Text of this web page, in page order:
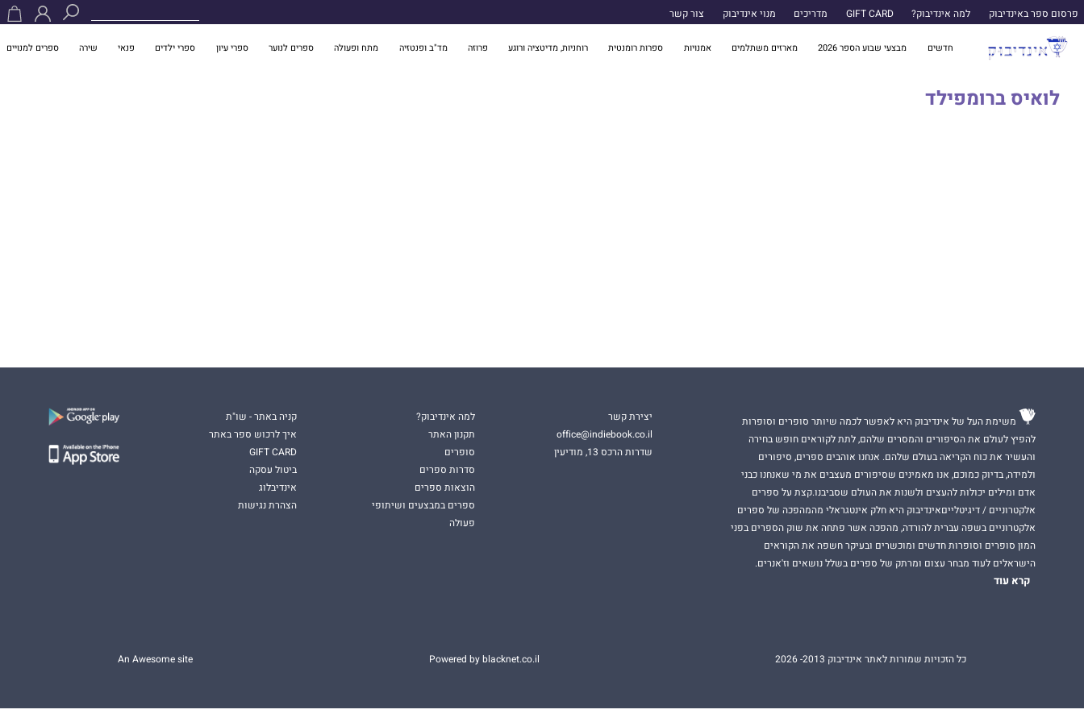
פרסום ספר באינדיבוק למה אינדיבוק? GIFT CARD מדריכים מנוי אינדיבוק צור קשר
חדשים מבצעי שבוע הספר 2026 מארזים משתלמים אמנויות ספרות רומנטית רוחניות, מדיטציה ורוגע פרוזה מד"ב ופנטזיה מתח ופעולה ספרים לנוער ספרי עיון ספרי ילדים פנאי שירה ספרים למנויים
לואיס ברומפילד
משימת העל של אינדיבוק היא לאפשר לכמה שיותר סופרים וסופרות
להפיץ לעולם את הסיפורים והמסרים שלהם, לתת לקוראים חופש בחירה
והעשיר את כוח הקריאה בעולם שלהם. אנחנו אוהבים ספרים, סיפורים
ולמידה, בדיוק כמוכם, אנו מאמינים שסיפורים מעצבים את מי שאנחנו כבני
אדם ומילים יכולות להעצים ולשנות את העולם שסביבנו.קצת על ספרים
אלקטרוניים / דיגיטלייםאינדיבוק היא חלק אינטגראלי מהמהפכה של ספרים
אלקטרוניים בשפה עברית להורדה, מהפכה אשר פתחה את שוק הספרים בפני
המון סופרים וסופרות חדשים ומוכשרים ובעיקר חשפה את הקוראים
הישראלים לעוד מבחר עצום ומרתק של ספרים בשלל נושאים וז'אנרים.
קרא עוד
יצירת קשר
office@indiebook.co.il
שדרות הרכס 13, מודיעין
למה אינדיבוק?
תקנון האתר
סופרים
סדרות ספרים
הוצאות ספרים
ספרים במבצעים ושיתופי
פעולה
קניה באתר - שו"ת
איך לרכוש ספר באתר
GIFT CARD
ביטול עסקה
אינדיבלוג
הצהרת נגישות
כל הזכויות שמורות לאתר אינדיבוק 2013- 2026 Powered by blacknet.co.il
An Awesome site